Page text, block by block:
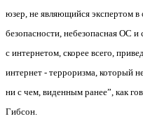
юзер, не являющийся экспертом в
безопасности, небезопасная ОС и
с интернетом, скорее всего,
интернет - терроризма, который
ни с чем, виденным ранее”, как
Гибсон.